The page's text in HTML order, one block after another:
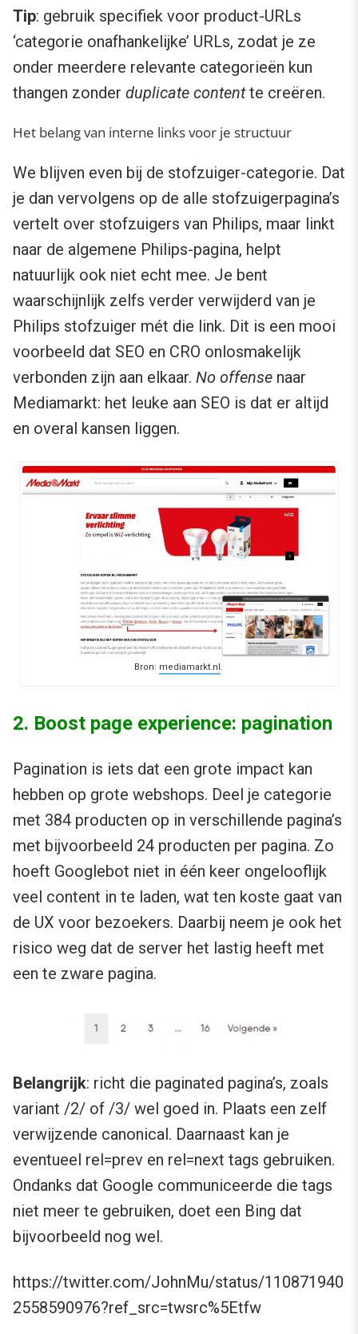
Tip: gebruik specifiek voor product-URLs
‘categorie onafhankelijke’ URLs, zodat je ze
onder meerdere relevante categorieën kun
thangen zonder duplicate contentte creëren.
Het belang van interne links voor je structuur
We blijven even bij de stofzuiger-categorie. Dat
je dan vervolgens op de alle stofzuigerpagina’s
vertelt over stofzuigers van Philips, maar linkt
naar de algemene Philips-pagina, helpt
natuurlijk ook niet echt mee. Je bent
waarschijnlijk zelfs verder verwijderd van je
Philips stofzuiger mét die link. Dit is een mooi
voorbeeld dat SEO en CRO onlosmakelijk
verbonden zijn aan elkaar. No offense naar
Mediamarkt: het leuke aan SEO is dat er altijd
en overal kansen liggen.
Bron: mediamarkt.nl .
2. Boost page experience: pagination
Pagination is iets dat een grote impact kan
hebben op grote webshops. Deel je categorie
met 384 producten op in verschillende pagina’s
met bijvoorbeeld 24 producten per pagina. Zo
hoeft Googlebot niet in één keer ongelooflijk
veel content in te laden, wat ten koste gaat van
de UX voor bezoekers. Daarbij neem je ook het
risico weg dat de server het lastig heeft met
een te zware pagina.
Belangrijk: richt die paginated pagina’s, zoals
variant /2/ of /3/ wel goed in. Plaats een zelf
verwijzende canonical. Daarnaast kan je
eventueel rel=prev en rel=next tags gebruiken.
Ondanks dat Google communiceerde die tags
niet meer te gebruiken, doet een Bing dat
bijvoorbeeld nog wel.
https://twitter.com/JohnMu/status/110871940
2558590976?ref_src=twsrc%5Etfw